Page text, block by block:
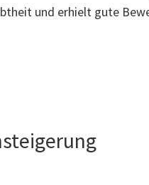
und erhielt gute